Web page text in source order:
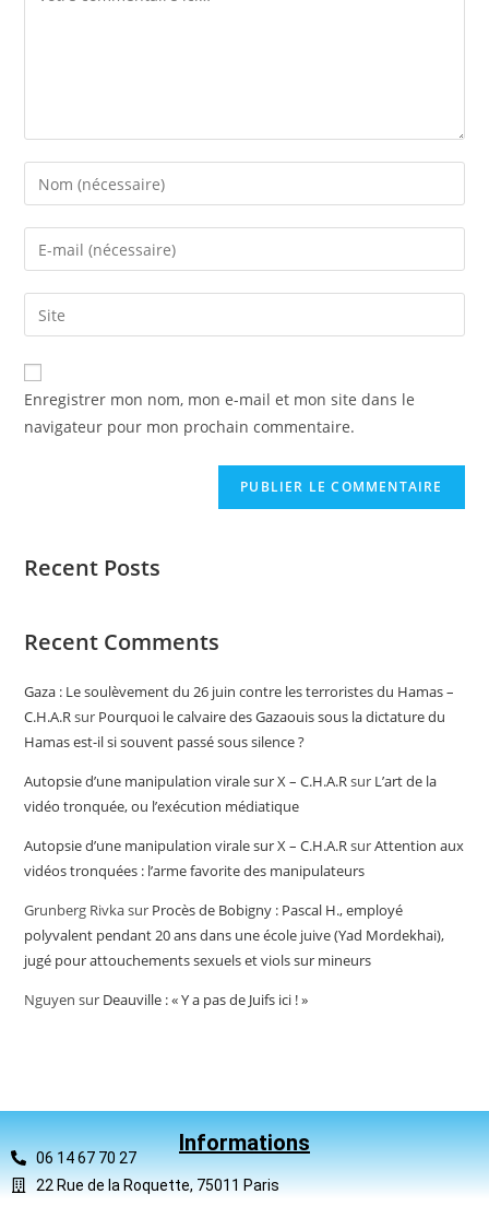
Enregistrer mon nom, mon e-mail et mon site dans le
navigateur pour mon prochain commentaire.
Recent Posts
Recent Comments
Gaza : Le soulèvement du 26 juin contre les terroristes du Hamas –
C.H.A.Rsur Pourquoi le calvaire des Gazaouis sous la dictature du
Hamas est-il si souvent passé sous silence ?
Autopsie d’une manipulation virale sur X – C.H.A.Rsur L’art de la
vidéo tronquée, ou l’exécution médiatique
Autopsie d’une manipulation virale sur X – C.H.A.RsurAttention aux
vidéos tronquées : l’arme favorite des manipulateurs
Grunberg Rivkasur Procès de Bobigny : Pascal H., employé
polyvalent pendant 20 ans dans une école juive (Yad Mordekhai),
jugé pour attouchements sexuels et viols sur mineurs
Nguyen sur Deauville : « Y a pas de Juifs ici ! »
Informations
06 14 67 70 27
22 Rue de la Roquette, 75011 Paris